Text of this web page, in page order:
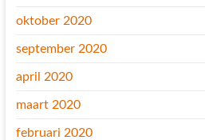
oktober 2020
september 2020
april 2020
maart 2020
februari 2020